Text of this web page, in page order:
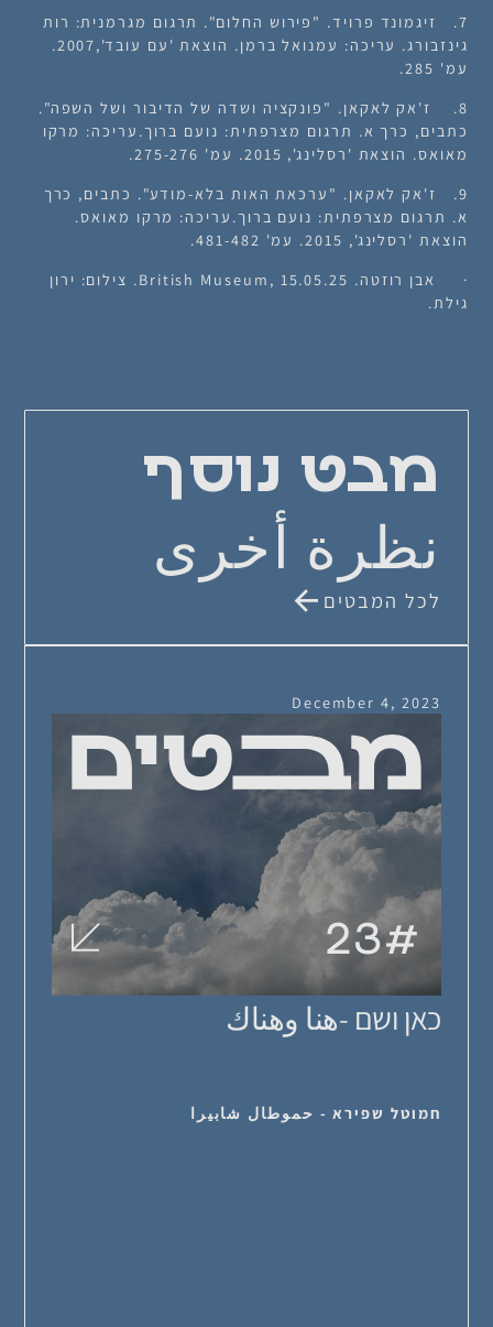
7. זיגמונד פרויד. "פירוש החלום". תרגום מגרמנית: רות
גינזבורג. עריכה: עמנואל ברמן. הוצאת 'עם עובד',2007.
עמ' 285.
8. ז'אק לאקאן. "פונקציה ושדה של הדיבור ושל השפה".
כתבים, כרך א. תרגום מצרפתית: נועם ברוך.עריכה: מרקו
מאואס. הוצאת 'רסלינג', 2015. עמ' 275-276.
9. ז'אק לאקאן. "ערכאת האות בלא-מודע". כתבים, כרך
א. תרגום מצרפתית: נועם ברוך.עריכה: מרקו מאואס.
הוצאת 'רסלינג', 2015. עמ' 481-482.
· אבן רוזטה. British Museum, 15.05.25. צילום: ירון
גילת.
מבט נוסף
نظرة أخرى
לכל המבטים
December 4, 2023
#
23
כאן ושם -هنا وهناك
חמוטל שפירא - حموطال شابيرا